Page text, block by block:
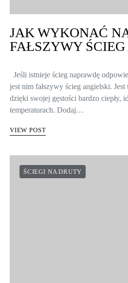
JAK WYKONAĆ
FAŁSZYWY
Jeśli istnieje ścieg naprawdę
jest nim fałszywy ścieg angielski.
dzięki swojej gęstości bardzo ciepły,
temperaturach. Dodaj…
VIEW POST
ŚCIEGI NA DRUTY